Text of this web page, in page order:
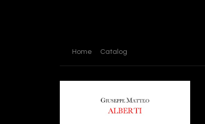
Home Catalog